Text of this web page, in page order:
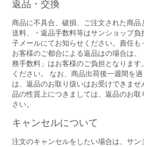
返品・交換
商品に不具合、破損、ご注文された商品
送料、・返品手数料等はサンショップ
子メールにてお知らせください。責任
お客様のご都合による返品はの場合は
務手数料」はお客様のご負担となりま
ください。 なお、商品出荷後一週間を
は、返品のお取り扱いはお受けできま
品の性質上につきましては、返品のお
さい。
キャンセルについて
注文のキャンセルをしたい場合は、サ